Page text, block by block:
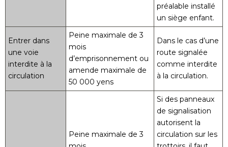
préalable installé
un siège enfant.
Entrer dans
une voie
interdite à la
circulation
Peine maximale de 3
mois
d’emprisonnement ou
amende maximale de
50 000 yens
Dans le cas d’une
route signalée
comme interdite
à la circulation.
Peine maximale de 3
Si des panneaux
de signalisation
autorisent la
circulation sur les